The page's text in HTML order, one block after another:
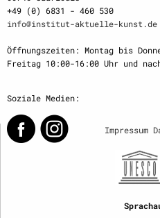
+49 (0) 6831 - 460 530
info@institut-aktuelle-kunst.de
Öffnungszeiten: Montag bis
Freitag 10:00-16:00 Uhr und
Soziale Medien:
Impressum